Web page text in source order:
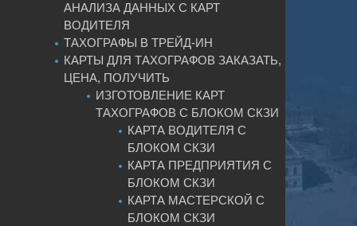
АНАЛИЗА ДАННЫХ С КАРТ
ВОДИТЕЛЯ
ТАХОГРАФЫ В ТРЕЙД-ИН
КАРТЫ ДЛЯ ТАХОГРАФОВ ЗАКАЗАТЬ,
ЦЕНА, ПОЛУЧИТЬ
ИЗГОТОВЛЕНИЕ КАРТ
ТАХОГРАФОВ С БЛОКОМ СКЗИ
КАРТА ВОДИТЕЛЯ С
БЛОКОМ СКЗИ
КАРТА ПРЕДПРИЯТИЯ С
БЛОКОМ СКЗИ
КАРТА МАСТЕРСКОЙ С
БЛОКОМ СКЗИ